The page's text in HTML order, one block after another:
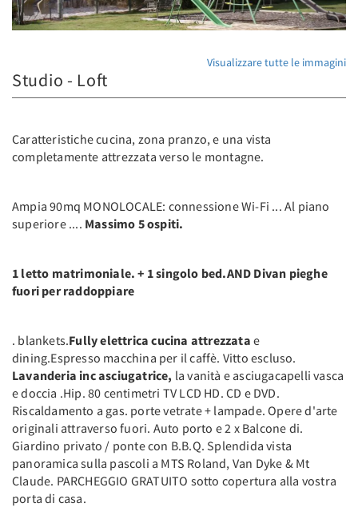
Visualizzare tutte le immagini
Studio - Loft
Caratteristiche cucina, zona pranzo, e una vista
completamente attrezzata verso le montagne.
Ampia 90mq MONOLOCALE: connessione Wi-Fi ... Al piano
superiore .... Massimo 5 ospiti.
1 letto matrimoniale. + 1 singolo bed.AND Divan pieghe
fuori per raddoppiare
. blankets.Fully elettrica cucina attrezzata e
dining.Espresso macchina per il caffè. Vitto escluso.
Lavanderia inc asciugatrice, la vanità e asciugacapelli vasca
e doccia .Hip. 80 centimetri TV LCD HD. CD e DVD.
Riscaldamento a gas. porte vetrate + lampade. Opere d'arte
originali attraverso fuori. Auto porto e 2 x Balcone di.
Giardino privato / ponte con B.B.Q. Splendida vista
panoramica sulla pascoli a MTS Roland, Van Dyke & Mt
Claude. PARCHEGGIO GRATUITO sotto copertura alla vostra
porta di casa.